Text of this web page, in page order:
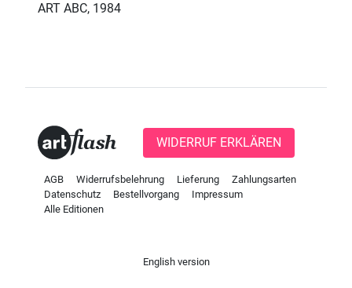
ART ABC, 1984
WIDERRUF ERKLÄREN
AGB Widerrufsbelehrung Lieferung
Zahlungsarten
Datenschutz
Bestellvorgang
Impressum
Alle Editionen
English version